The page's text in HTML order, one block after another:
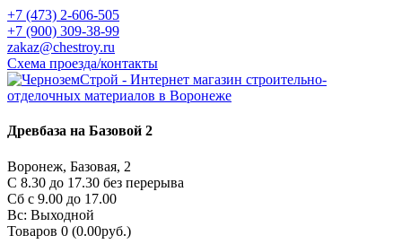
+7 (473) 2-606-505
+7 (900) 309-38-99
zakaz@chestroy.ru
Схема проезда/контакты
Древбаза на Базовой 2
Воронеж, Базовая, 2
С 8.30 до 17.30 без перерыва
Сб c 9.00 до 17.00
Вс: Выходной
Товаров 0 (0.00руб.)